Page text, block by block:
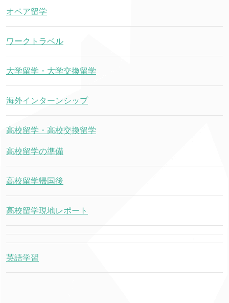
オペア留学
ワークトラベル
大学留学・大学交換留学
海外インターンシップ
高校留学・高校交換留学
高校留学の準備
高校留学帰国後
高校留学現地レポート
英語学習